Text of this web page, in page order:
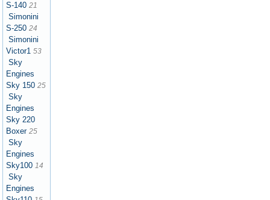
S-140 21
Simonini
S-250 24
Simonini
Victor1 53
Sky
Engines
Sky 150 25
Sky
Engines
Sky 220
Boxer 25
Sky
Engines
Sky100 14
Sky
Engines